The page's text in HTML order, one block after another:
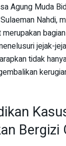
Agung Muda
Nahdi,
jejak-
tidak
Bergizi